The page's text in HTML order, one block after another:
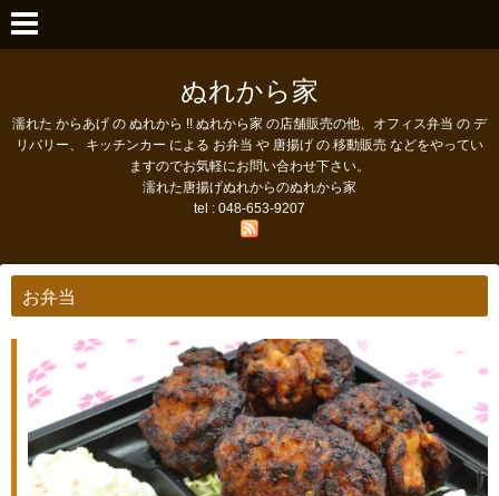
ぬれから家
濡れた からあげ の ぬれから !! ぬれから家 の店舗販売の他、オフィス弁当 の デ
リバリー、 キッチンカー による お弁当 や 唐揚げ の 移動販売 などをやってい
ますのでお気軽にお問い合わせ下さい。
濡れた唐揚げぬれからのぬれから家
tel : 048-653-9207
お弁当